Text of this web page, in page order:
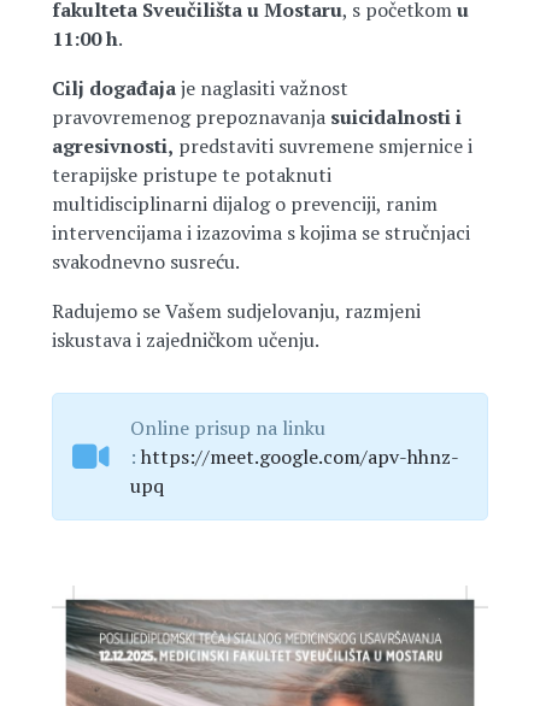
fakulteta Sveučilišta u Mostaru, s početkomu
11:00 h.
Cilj događajaje naglasiti važnost
pravovremenog prepoznavanja suicidalnosti i
agresivnosti, predstaviti suvremene smjernice i
terapijske pristupe te potaknuti
multidisciplinarni dijalog o prevenciji, ranim
intervencijama i izazovima s kojima se stručnjaci
svakodnevno susreću.
Radujemo se Vašem sudjelovanju, razmjeni
iskustava i zajedničkom učenju.
Online prisup na linku
: https://meet.google.com/apv-hhnz-
upq